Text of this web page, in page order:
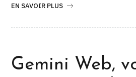
EN SAVOIR PLUS
Gemini Web,